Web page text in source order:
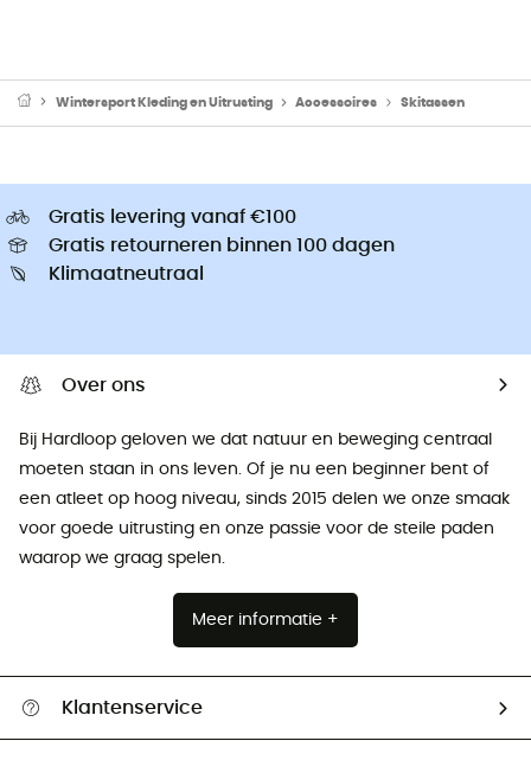
Wintersport Kleding en Uitrusting Accessoires Skitassen
Gratis levering vanaf €100
Gratis retourneren binnen 100 dagen
Klimaatneutraal
Over ons
Bij Hardloop geloven we dat natuur en beweging centraal
moeten staan ​​in ons leven. Of je nu een beginner bent of
een atleet op hoog niveau, sinds 2015 delen we onze smaak
voor goede uitrusting en onze passie voor de steile paden
waarop we graag spelen.
Meer informatie +
Klantenservice